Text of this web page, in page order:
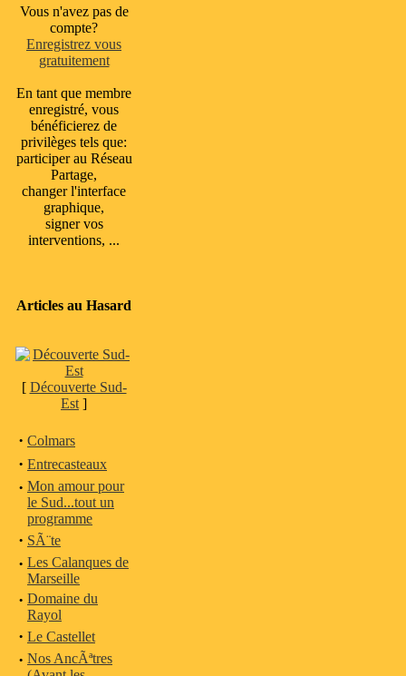
Vous n'avez pas de
compte?
Enregistrez vous
gratuitement
En tant que membre
enregistré, vous
bénéficierez de
privilèges tels que:
participer au Réseau
Partage,
changer l'interface
graphique,
signer vos
interventions, ...
Articles au Hasard
[ Découverte Sud-
Est ]
· Colmars
· Entrecasteaux
· Mon amour pour
le Sud...tout un
programme
· SÃ¨te
· Les Calanques de
Marseille
· Domaine du
Rayol
· Le Castellet
· Nos AncÃªtres